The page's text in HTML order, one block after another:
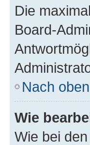
Die
Board-
Nach oben
Wie
Wie bei